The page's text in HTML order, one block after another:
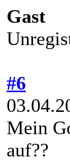
Gast
#6
Mein
auf??